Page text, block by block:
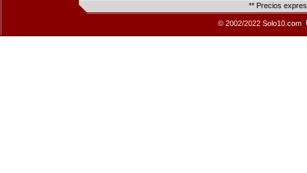
** Precios
© 2002/2022 Solo10.com